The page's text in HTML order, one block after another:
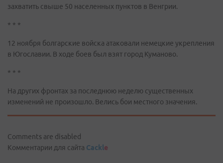
захватить свыше 50 населенных пунктов в Венгрии.
* * *
12 ноября болгарские войска атаковали немецкие укрепления
в Югославии. В ходе боев был взят город Куманово.
* * *
На других фронтах за последнюю неделю существенных
изменений не произошло. Велись бои местного значения.
Comments are disabled
Комментарии для сайта Cackle